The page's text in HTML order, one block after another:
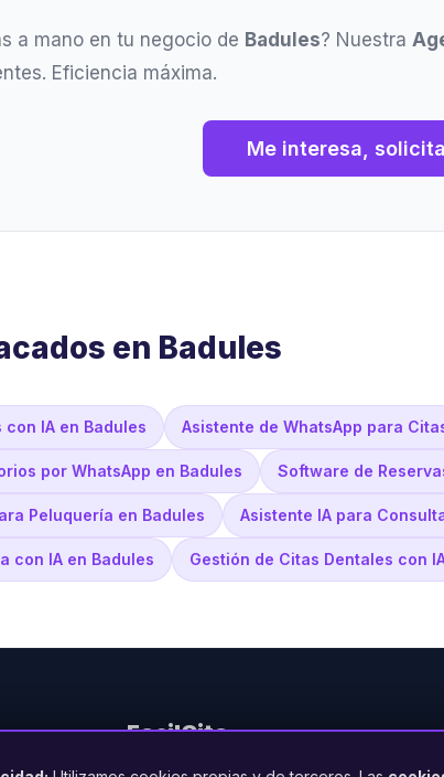
a mano en tu negocio de Badules? Nuestra
Eficiencia máxima.
Me interesa,
en Badules
IA en Badules Asistente de WhatsApp para
por WhatsApp en Badules Software de
Peluquería en Badules Asistente IA para
con IA en Badules Gestión de Citas Dentales con
FacilCita